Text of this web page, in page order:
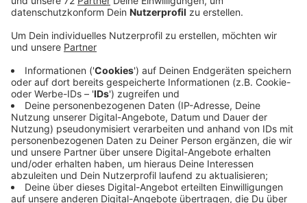
Münsterland das Angebot notgedrungen eingestellt.
gekündigt. Ein Nachfolger hatte sich zunächst nicht
gefunden. Jetzt gibt es eine Lösung. Ab April können
Fahrgäste mit dem Anrufsammel-Taxi wieder
zwischen den Dülmener Ortsteilen hin und herfahren
oder zwischen den Ortsteilen und der Stadtmitte.
Auch die Haltestellen und Preise bleiben unverändert.
Neu ist aber, dass Fahrgäste die Fahrt künftig schon
eine Stunde vorher anmelden müssen. Bislang reichte